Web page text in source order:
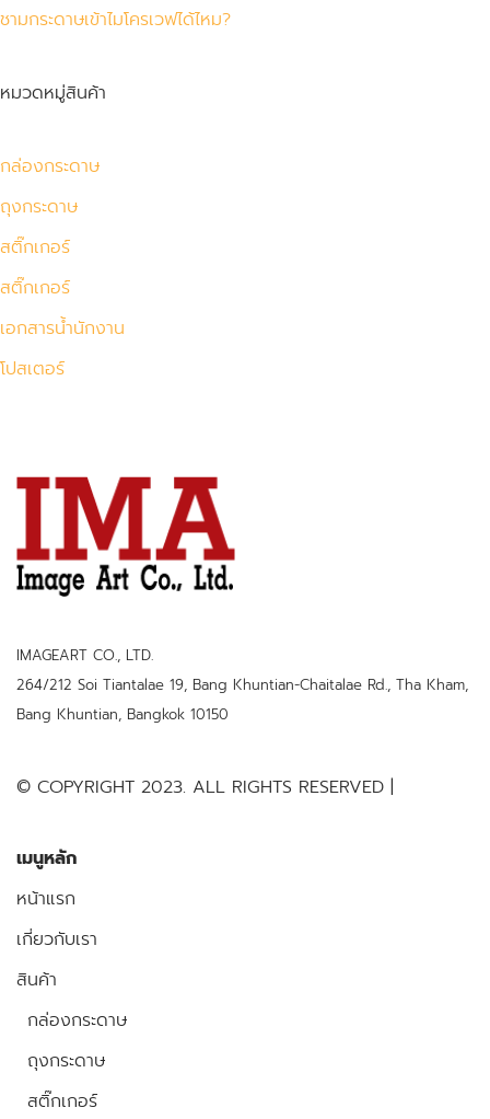
ชามกระดาษเข้าไมโครเวฟได้ไหม?
หมวดหมู่สินค้า
กล่องกระดาษ
ถุงกระดาษ
สติ๊กเกอร์
สติ๊กเกอร์
เอกสารน้ำนักงาน
โปสเตอร์
IMAGEART CO., LTD.
264/212 Soi Tiantalae 19, Bang Khuntian-Chaitalae Rd., Tha Kham,
Bang Khuntian, Bangkok 10150
© COPYRIGHT 2023. ALL RIGHTS RESERVED |
เมนูหลัก
หน้าแรก
เกี่ยวกับเรา
สินค้า
กล่องกระดาษ
ถุงกระดาษ
สติ๊กเกอร์